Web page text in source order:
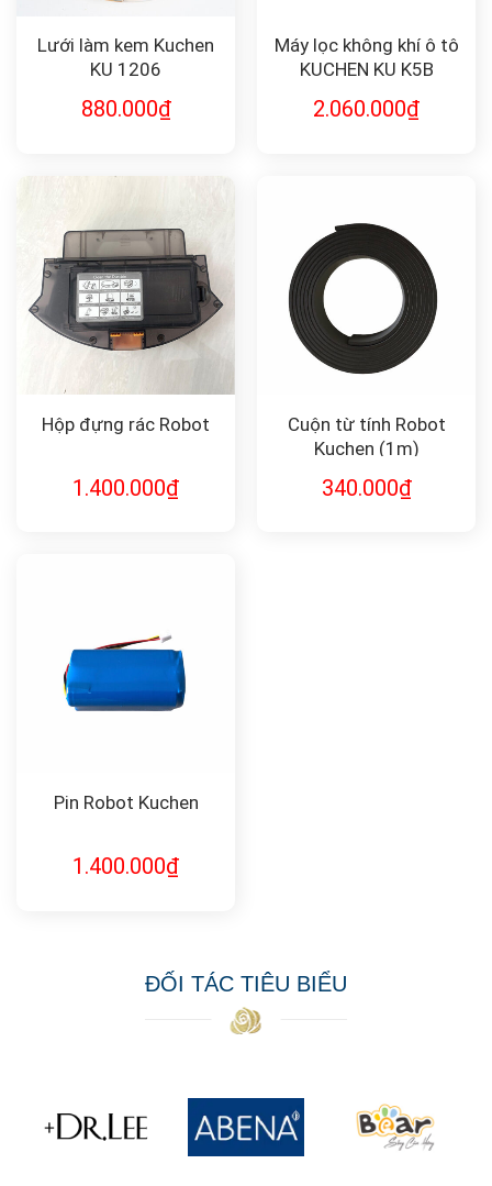
Lưới làm kem Kuchen
KU 1206
880.000₫
Máy lọc không khí ô tô
KUCHEN KU K5B
2.060.000₫
Hộp đựng rác Robot
1.400.000₫
Cuộn từ tính Robot
Kuchen (1m)
340.000₫
Pin Robot Kuchen
1.400.000₫
ĐỐI TÁC TIÊU BIỂU